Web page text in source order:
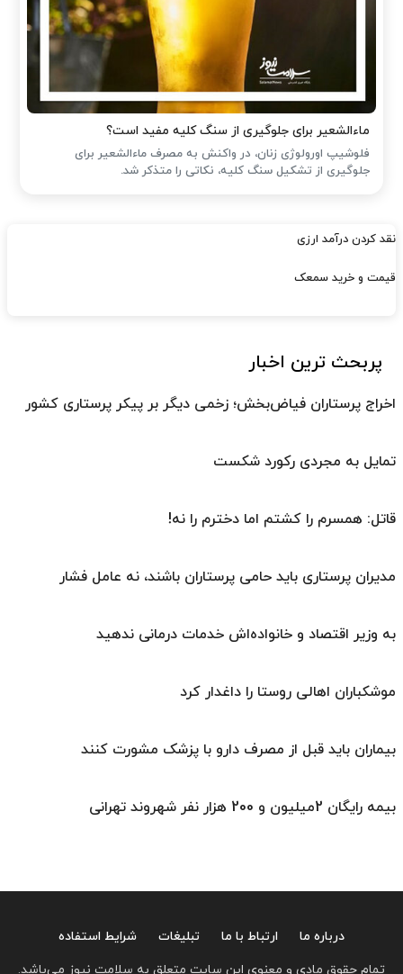
ماءالشعیر برای جلوگیری از سنگ کلیه مفید است؟
فلوشیپ اورولوژی زنان، در واکنش به مصرف ماءالشعیر برای
جلوگیری از تشکیل سنگ کلیه، نکاتی را متذکر شد.
نقد کردن درآمد ارزی
قیمت و خرید سمعک
پربحث ترین اخبار
اخراج پرستاران فیاض‌بخش؛ زخمی دیگر بر پیکر پرستاری کشور
تمایل به مجردی رکورد شکست
قاتل: همسرم را کشتم اما دخترم را نه!
مدیران پرستاری باید حامی پرستاران باشند، نه عامل فشار
به وزیر اقتصاد و خانواده‌اش خدمات درمانی ندهید
موشکباران اهالی روستا را داغدار کرد
بیماران باید قبل از مصرف دارو با پزشک مشورت کنند
بیمه رایگان 2‌میلیون و 200 هزار نفر شهروند تهرانی
درباره ما ارتباط با ما تبلیغات
شرایط استفاده
تمام حقوق مادی و معنوی این سایت متعلق به سلامت نیوز می‌باشد.